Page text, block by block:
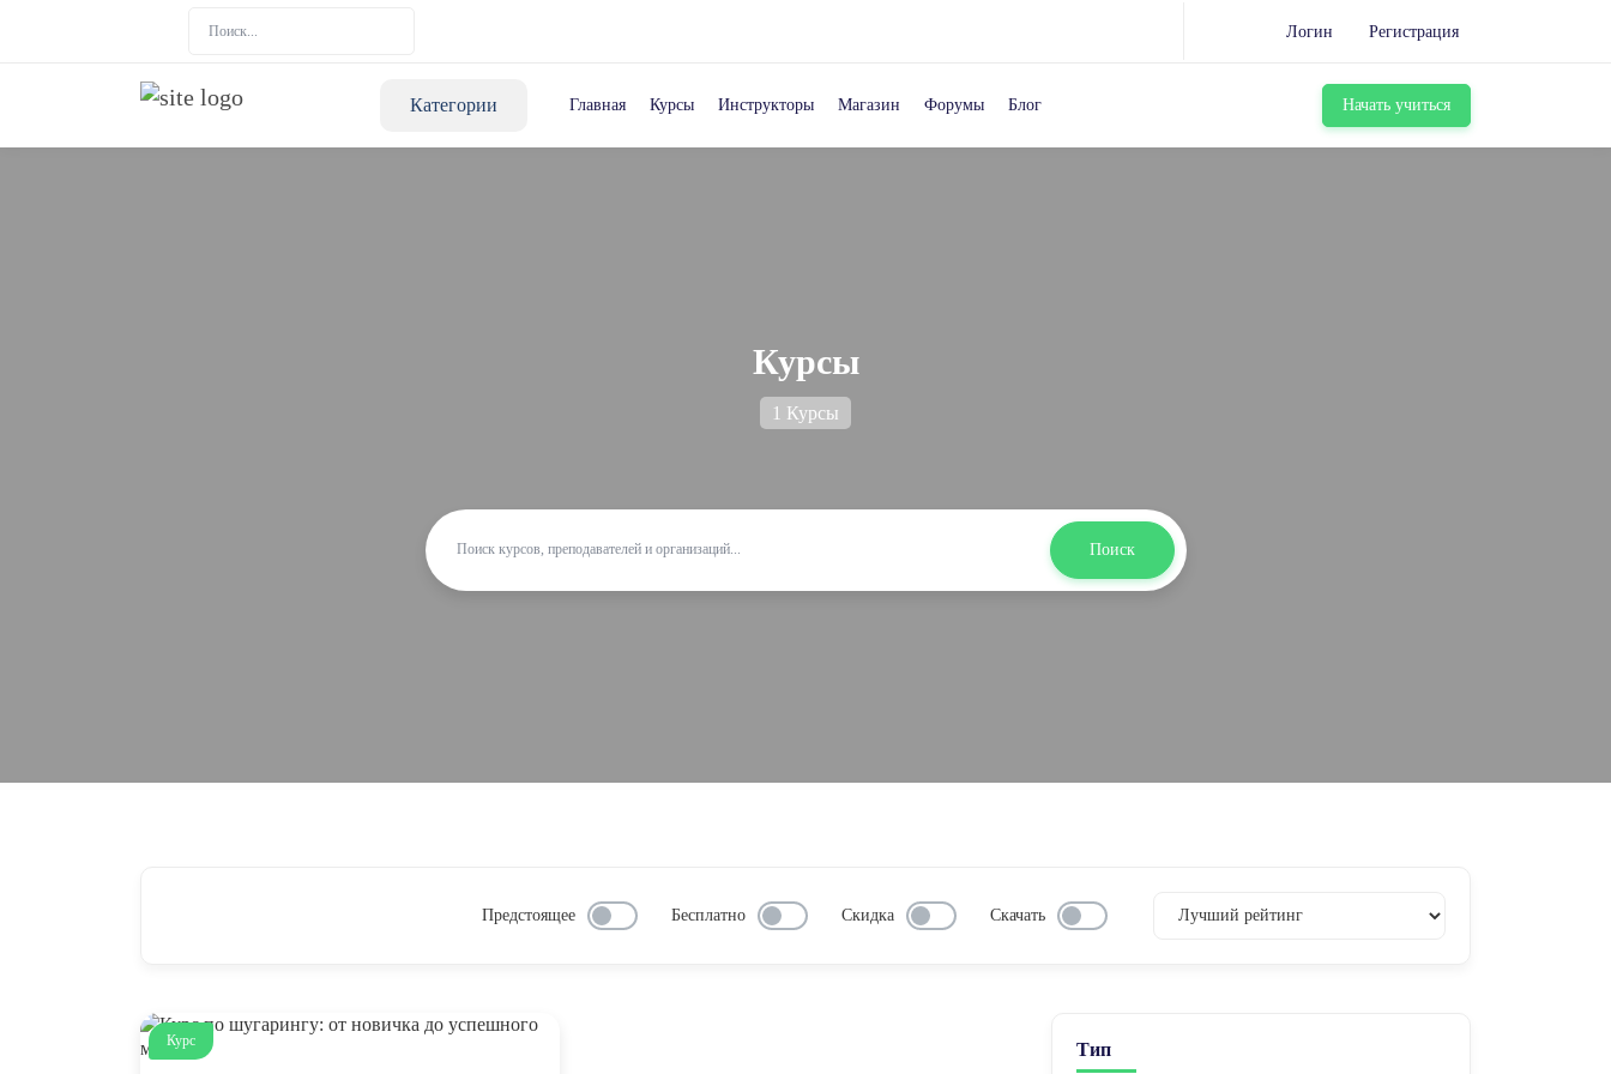
Логин Регистрация
Категории Главная Курсы Инструкторы Магазин Форумы Блог Начать учиться
Курсы
1 Курсы
Поиск
Предстоящее Бесплатно Скидка Скачать
Курс Тип